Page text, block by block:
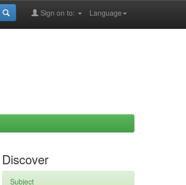
Language
Sign on to:
Discover
Subject